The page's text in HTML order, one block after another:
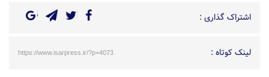
اشتراک گذاری :
لینک کوتاه : https://www.isarpress.ir/?p=4073